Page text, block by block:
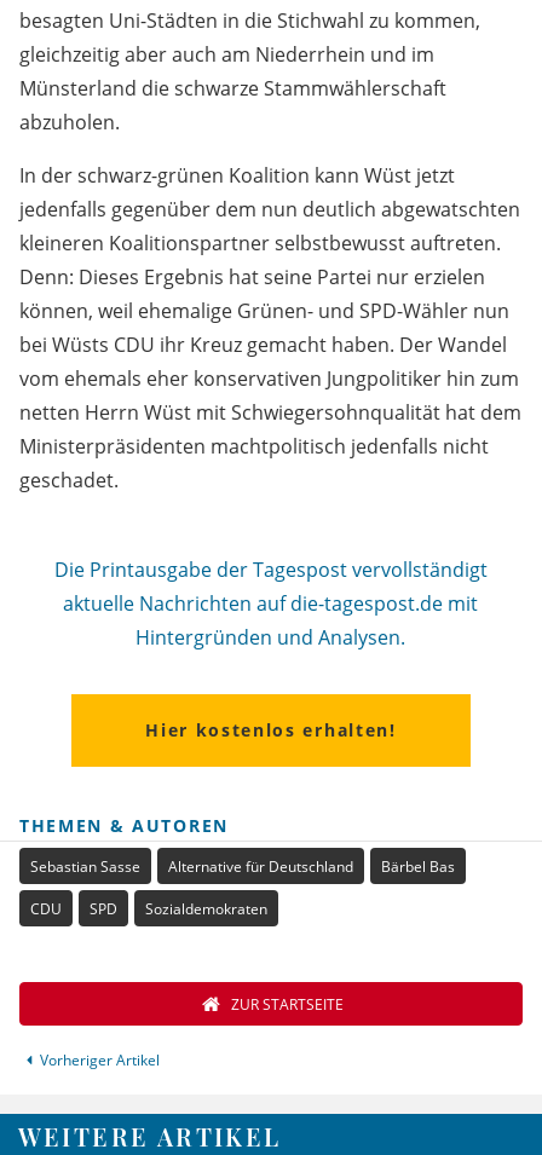
besagten Uni-Städten in die Stichwahl zu kommen,
gleichzeitig aber auch am Niederrhein und im
Münsterland die schwarze Stammwählerschaft
abzuholen.
In der schwarz-grünen Koalition kann Wüst jetzt
jedenfalls gegenüber dem nun deutlich abgewatschten
kleineren Koalitionspartner selbstbewusst auftreten.
Denn: Dieses Ergebnis hat seine Partei nur erzielen
können, weil ehemalige Grünen- und SPD-Wähler nun
bei Wüsts CDU ihr Kreuz gemacht haben. Der Wandel
vom ehemals eher konservativen Jungpolitiker hin zum
netten Herrn Wüst mit Schwiegersohnqualität hat dem
Ministerpräsidenten machtpolitisch jedenfalls nicht
geschadet.
Die Printausgabe der Tagespost vervollständigt
aktuelle Nachrichten auf die-tagespost.de mit
Hintergründen und Analysen.
Hier kostenlos erhalten!
THEMEN & AUTOREN
Sebastian Sasse Alternative für Deutschland Bärbel Bas
CDU SPD Sozialdemokraten
Vorheriger Artikel
ZUR STARTSEITE
WEITERE ARTIKEL